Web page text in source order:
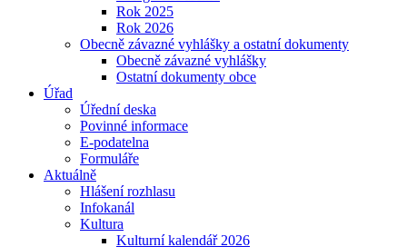
Rok 2025
Rok 2026
Obecně závazné vyhlášky a ostatní dokumenty
Obecně závazné vyhlášky
Ostatní dokumenty obce
Úřad
Úřední deska
Povinné informace
E-podatelna
Formuláře
Aktuálně
Hlášení rozhlasu
Infokanál
Kultura
Kulturní kalendář 2026